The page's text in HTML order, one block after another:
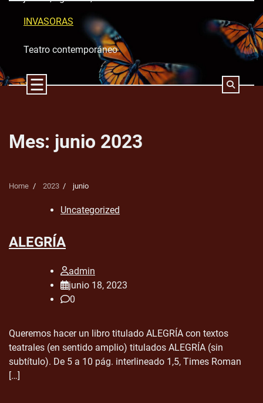
INVASORAS
Teatro contemporáneo
Mes: junio 2023
Home 2023 junio
Uncategorized
ALEGRÍA
admin
junio 18, 2023
0
Queremos hacer un libro titulado ALEGRÍA con textos
teatrales (en sentido amplio) titulados ALEGRÍA (sin
subtítulo). De 5 a 10 pág. interlineado 1,5, Times Roman
[…]